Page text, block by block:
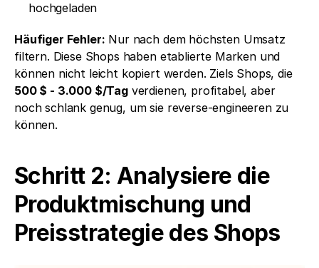
hochgeladen
Häufiger Fehler: Nur nach dem höchsten Umsatz
filtern. Diese Shops haben etablierte Marken und
können nicht leicht kopiert werden. Ziels Shops, die
500 $ - 3.000 $/Tag verdienen, profitabel, aber
noch schlank genug, um sie reverse-engineeren zu
können.
Schritt 2: Analysiere die
Produktmischung und
Preisstrategie des Shops